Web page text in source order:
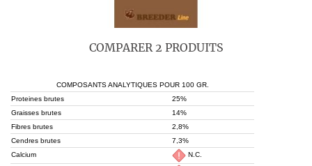
COMPARER 2 PRODUITS
COMPOSANTS ANALYTIQUES POUR 100 GR.
Proteines brutes
25%
Graisses brutes
14%
Fibres brutes
2,8%
Cendres brutes
7,3%
Calcium
N.C.